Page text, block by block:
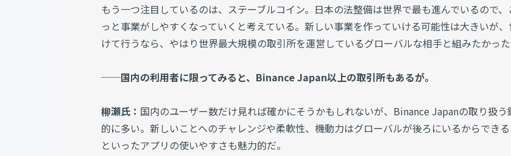
もう一つ注目しているのは、ステーブルコイン。日本の法整備は世界で最も進んでいるので、
っと事業がしやすくなっていくと考えている。新しい事業を作っていける可能性は大きいが
けて行うなら、やはり世界最大規模の取引所を運営しているグローバルな相手と組みたかった
──国内の利用者に限ってみると、Binance Japan以上の取引所もあるが。
柳瀬氏： 国内のユーザー数だけ見れば確かにそうかもしれないが、Binance Japanの取り扱う
的に多い。新しいことへのチャレンジや柔軟性、機動力はグローバルが後ろにいるからでき
といったアプリの使いやすさも魅力的だ。